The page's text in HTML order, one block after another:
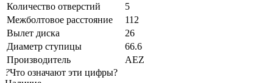
Количество отверстий
5
Межболтовое расстояние
112
Вылет диска
26
Диаметр ступицы
66.6
Производитель
AEZ
?Что означают эти цифры?